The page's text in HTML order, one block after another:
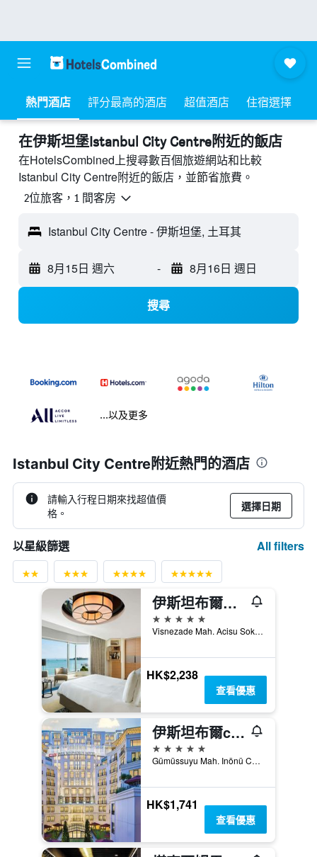
熱門酒店 評分最高的酒店 超值酒店 住宿選擇
​在伊斯坦堡Istanbul City Centre附近​的飯店
在HotelsCombined上搜尋數百個旅遊網站和比較
Istanbul City Centre附近的飯店，並節省旅費。
2位旅客，1 間客房
Istanbul City Centre - 伊斯坦堡, 土耳其
8月15日 週六 - 8月16日 週日
搜尋
...以及更多
Istanbul City Centre附近熱門的酒店
請輸入行程日期來找超值價
格。
選擇日期
以星級篩選 All filters
伊斯坦布爾博斯普魯斯瑞士酒店
5星級
Visnezade Mah. Acisu Sok. NO. 19, 伊斯坦堡, 土耳其
HK$2,238
查看優惠
伊斯坦布爾cvk公園博斯普魯斯酒店
5星級
Gümüssuyu Mah. Inönü Cad. No:8, 伊斯坦堡, 土耳其
HK$1,741
查看優惠